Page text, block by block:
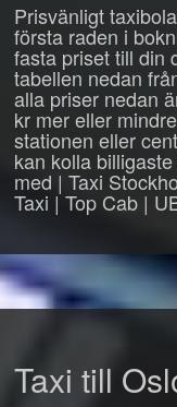
Prisvänligt
första raden i
fasta priset till din
tabellen nedan
alla priser nedan
kr mer eller
stationen eller
kan kolla
med | Taxi
Taxi | Top Cab |
Taxi till